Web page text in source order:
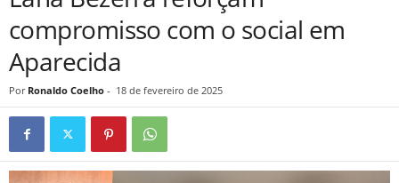
compromisso com o social em
Aparecida
Por Ronaldo Coelho - 18 de fevereiro de 2025